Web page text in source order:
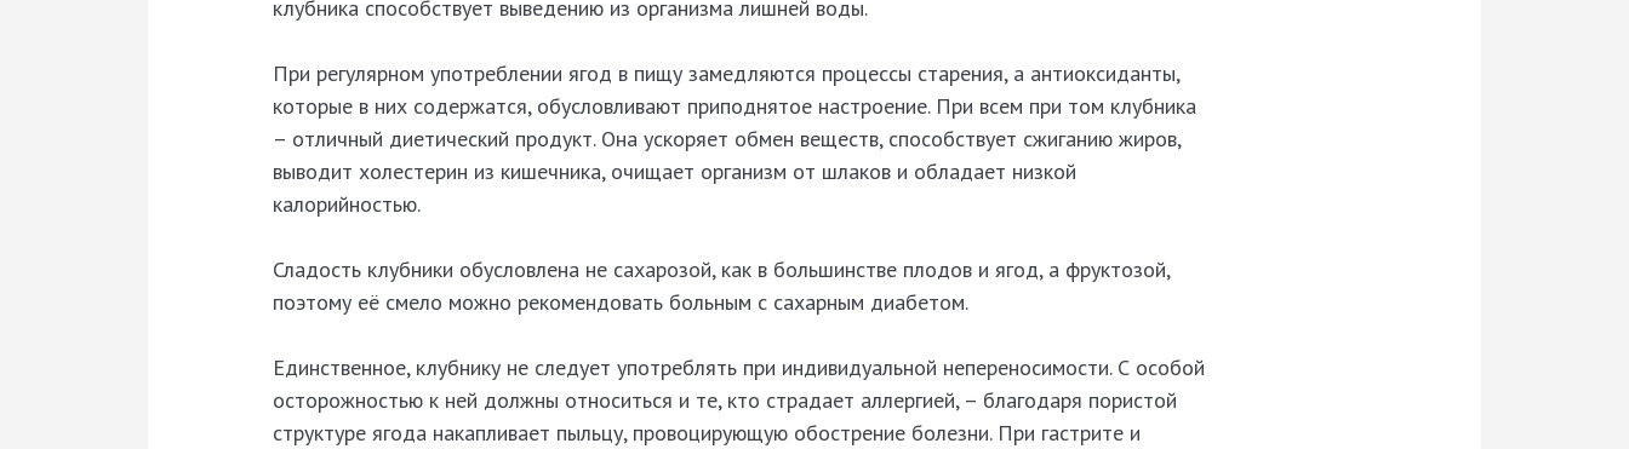
клубника способствует выведению из организма лишней воды.
При регулярном употреблении ягод в пищу замедляются процессы старения, а антиоксиданты,
которые в них содержатся, обусловливают приподнятое настроение. При всем при том клубника
– отличный диетический продукт. Она ускоряет обмен веществ, способствует сжиганию жиров,
выводит холестерин из кишечника, очищает организм от шлаков и обладает низкой
калорийностью.
Сладость клубники обусловлена не сахарозой, как в большинстве плодов и ягод, а фруктозой,
поэтому её смело можно рекомендовать больным с сахарным диабетом.
Единственное, клубнику не следует употреблять при индивидуальной непереносимости. С особой
осторожностью к ней должны относиться и те, кто страдает аллергией, – благодаря пористой
структуре ягода накапливает пыльцу, провоцирующую обострение болезни. При гастрите и